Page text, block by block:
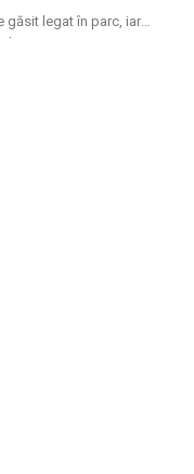
găsit legat în parc, iar